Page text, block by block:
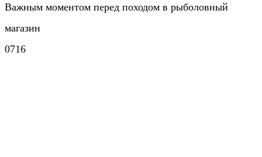
Важным моментом перед походом в рыболовный
магазин
0716